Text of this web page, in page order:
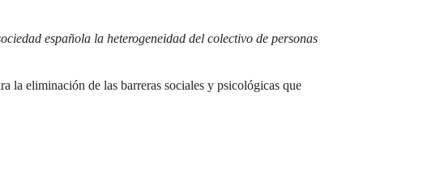
española la heterogeneidad del colectivo de personas
la eliminación de las barreras sociales y psicológicas que